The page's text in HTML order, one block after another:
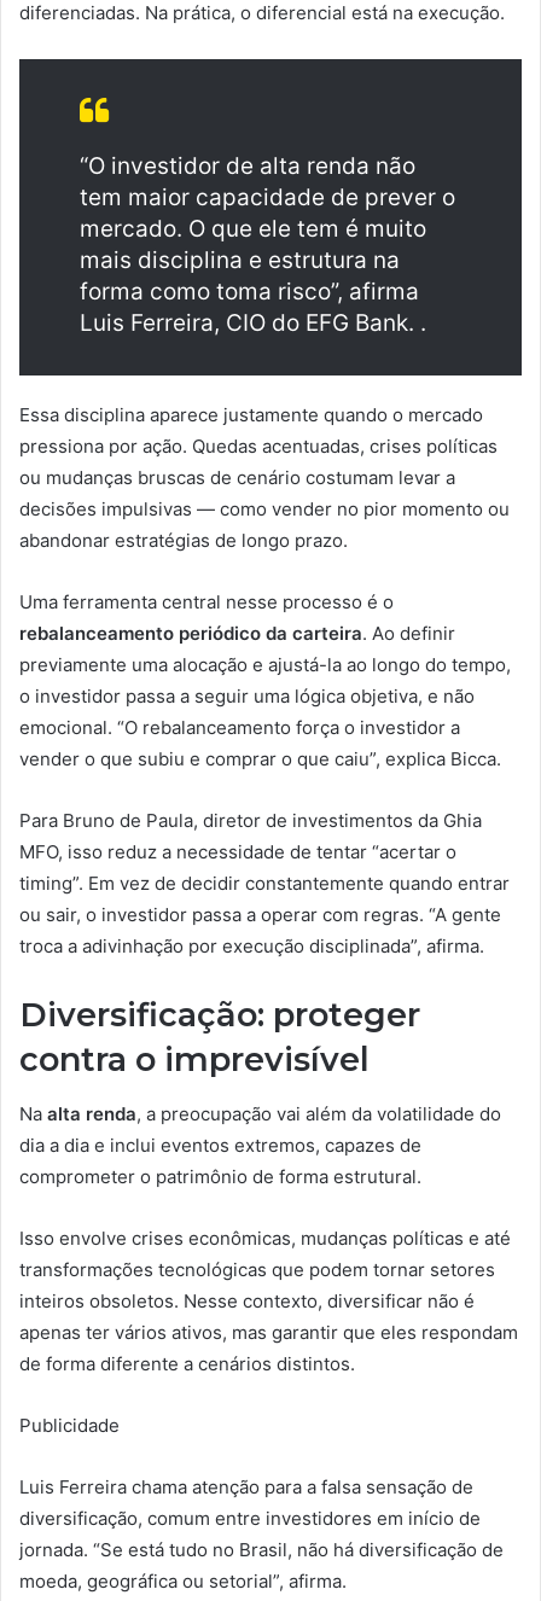
diferenciadas. Na prática, o diferencial está na execução.
“O investidor de alta renda não
tem maior capacidade de prever o
mercado. O que ele tem é muito
mais disciplina e estrutura na
forma como toma risco”, afirma
Luis Ferreira, CIO do EFG Bank. .
Essa disciplina aparece justamente quando o mercado
pressiona por ação. Quedas acentuadas, crises políticas
ou mudanças bruscas de cenário costumam levar a
decisões impulsivas — como vender no pior momento ou
abandonar estratégias de longo prazo.
Uma ferramenta central nesse processo é o
rebalanceamento periódico da carteira. Ao definir
previamente uma alocação e ajustá-la ao longo do tempo,
o investidor passa a seguir uma lógica objetiva, e não
emocional. “O rebalanceamento força o investidor a
vender o que subiu e comprar o que caiu”, explica Bicca.
Para Bruno de Paula, diretor de investimentos da Ghia
MFO, isso reduz a necessidade de tentar “acertar o
timing”. Em vez de decidir constantemente quando entrar
ou sair, o investidor passa a operar com regras. “A gente
troca a adivinhação por execução disciplinada”, afirma.
Diversificação: proteger
contra o imprevisível
Na alta renda, a preocupação vai além da volatilidade do
dia a dia e inclui eventos extremos, capazes de
comprometer o patrimônio de forma estrutural.
Isso envolve crises econômicas, mudanças políticas e até
transformações tecnológicas que podem tornar setores
inteiros obsoletos. Nesse contexto, diversificar não é
apenas ter vários ativos, mas garantir que eles respondam
de forma diferente a cenários distintos.
Publicidade
Luis Ferreira chama atenção para a falsa sensação de
diversificação, comum entre investidores em início de
jornada. “Se está tudo no Brasil, não há diversificação de
moeda, geográfica ou setorial”, afirma.